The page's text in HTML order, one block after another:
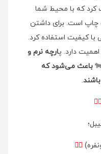
کرد که با محیط شما
چاپ است. برای داشتن
با کیفیت استفاده کرد.
دارد. پارچه نرم و
باعث می‌شود که
.
👉🏻
👉🏻